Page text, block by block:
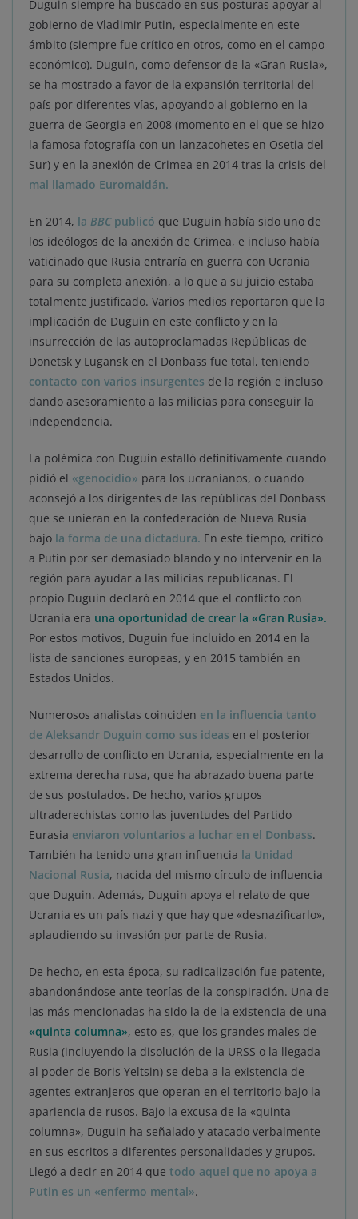
Duguin siempre ha buscado en sus posturas apoyar al
gobierno de Vladimir Putin, especialmente en este
ámbito (siempre fue crítico en otros, como en el campo
económico). Duguin, como defensor de la «Gran Rusia»,
se ha mostrado a favor de la expansión territorial del
país por diferentes vías, apoyando al gobierno en la
guerra de Georgia en 2008 (momento en el que se hizo
la famosa fotografía con un lanzacohetes en Osetia del
Sur) y en la anexión de Crimea en 2014 tras la crisis del
mal llamado Euromaidán.
En 2014, la BBCpublicó que Duguin había sido uno de
los ideólogos de la anexión de Crimea, e incluso había
vaticinado que Rusia entraría en guerra con Ucrania
para su completa anexión, a lo que a su juicio estaba
totalmente justificado. Varios medios reportaron que la
implicación de Duguin en este conflicto y en la
insurrección de las autoproclamadas Repúblicas de
Donetsk y Lugansk en el Donbass fue total, teniendo
contacto con varios insurgentes de la región e incluso
dando asesoramiento a las milicias para conseguir la
independencia.
La polémica con Duguin estalló definitivamente cuando
pidió el «genocidio» para los ucranianos, o cuando
aconsejó a los dirigentes de las repúblicas del Donbass
que se unieran en la confederación de Nueva Rusia
bajo la forma de una dictadura. En este tiempo, criticó
a Putin por ser demasiado blando y no intervenir en la
región para ayudar a las milicias republicanas. El
propio Duguin declaró en 2014 que el conflicto con
Ucrania era una oportunidad de crear la «Gran Rusia».
Por estos motivos, Duguin fue incluido en 2014 en la
lista de sanciones europeas, y en 2015 también en
Estados Unidos.
Numerosos analistas coinciden en la influencia tanto
de Aleksandr Duguin como sus ideas en el posterior
desarrollo de conflicto en Ucrania, especialmente en la
extrema derecha rusa, que ha abrazado buena parte
de sus postulados. De hecho, varios grupos
ultraderechistas como las juventudes del Partido
Eurasia enviaron voluntarios a luchar en el Donbass.
También ha tenido una gran influencia la Unidad
Nacional Rusia, nacida del mismo círculo de influencia
que Duguin. Además, Duguin apoya el relato de que
Ucrania es un país nazi y que hay que «desnazificarlo»,
aplaudiendo su invasión por parte de Rusia.
De hecho, en esta época, su radicalización fue patente,
abandonándose ante teorías de la conspiración. Una de
las más mencionadas ha sido la de la existencia de una
«quinta columna», esto es, que los grandes males de
Rusia (incluyendo la disolución de la URSS o la llegada
al poder de Boris Yeltsin) se deba a la existencia de
agentes extranjeros que operan en el territorio bajo la
apariencia de rusos. Bajo la excusa de la «quinta
columna», Duguin ha señalado y atacado verbalmente
en sus escritos a diferentes personalidades y grupos.
Llegó a decir en 2014 que todo aquel que no apoya a
Putin es un «enfermo mental».